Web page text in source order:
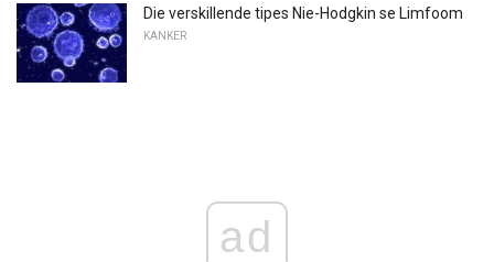
Die verskillende tipes Nie-Hodgkin se Limfoom
KANKER
ad